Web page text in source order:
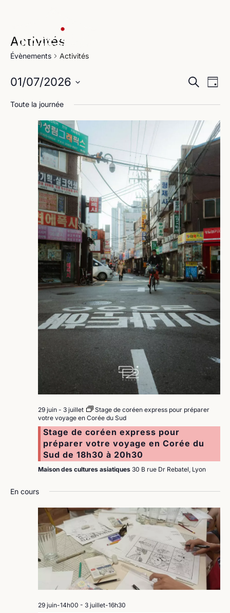
Activités
Évènements Activités
et
de
vues
Recherche
Jour
01/07/2026
une
Toute la journée
29 juin- 3 juillet
Stage de coréen express pour préparer
votre voyage en Corée du Sud
Stage de coréen express pour
préparer votre voyage en Corée du
Sud de 18h30 à 20h30
Maison des cultures asiatiques 30 B rue Dr Rebatel, Lyon
En cours
29 juin-14h00 - 3 juillet-16h30